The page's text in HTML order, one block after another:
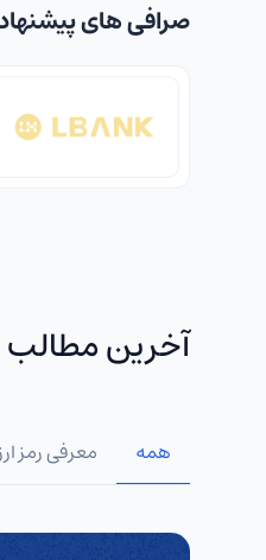
صرافی های
آخرین
همه معرفی رمز